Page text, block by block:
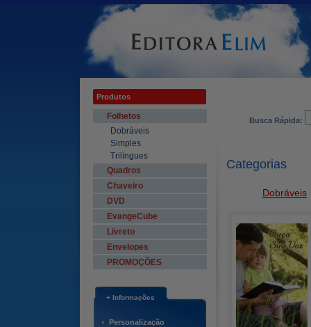
Produtos
Folhetos
Dobráveis
Simples
Trilíngues
Quadros
Chaveiro
DVD
EvangeCube
Livreto
Envelopes
PROMOÇÕES
+ Informações
Personalização
Busca Rápida:
Categorias
Dobráveis